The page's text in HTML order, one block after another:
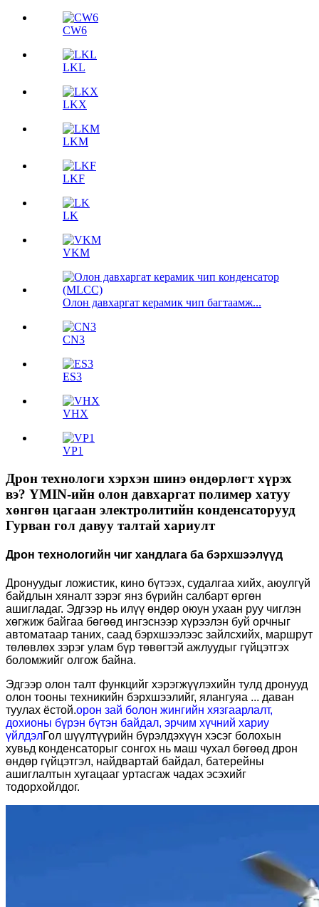
CW6
LKL
LKX
LKM
LKF
LK
VKM
Олон давхаргат керамик чип багтаамж...
CN3
ES3
VHX
VP1
Дрон технологи хэрхэн шинэ өндөрлөгт хүрэх
вэ? YMIN-ийн олон давхаргат полимер хатуу
хөнгөн цагаан электролитийн конденсаторууд
Гурван гол давуу талтай хариулт
Дрон технологийн чиг хандлага ба бэрхшээлүүд
Дронуудыг ложистик, кино бүтээх, судалгаа хийх, аюулгүй
байдлын хяналт зэрэг янз бүрийн салбарт өргөн
ашигладаг. Эдгээр нь илүү өндөр оюун ухаан руу чиглэн
хөгжиж байгаа бөгөөд ингэснээр хүрээлэн буй орчныг
автоматаар таних, саад бэрхшээлээс зайлсхийх, маршрут
төлөвлөх зэрэг улам бүр төвөгтэй ажлуудыг гүйцэтгэх
боломжийг олгож байна.
Эдгээр олон талт функцийг хэрэгжүүлэхийн тулд дронууд
олон тооны техникийн бэрхшээлийг, ялангуяа ... даван
туулах ёстой.орон зай болон жингийн хязгаарлалт,
дохионы бүрэн бүтэн байдал, эрчим хүчний хариу
үйлдэлГол шүүлтүүрийн бүрэлдэхүүн хэсэг болохын
хувьд конденсаторыг сонгох нь маш чухал бөгөөд дрон
өндөр гүйцэтгэл, найдвартай байдал, батерейны
ашиглалтын хугацааг уртасгаж чадах эсэхийг
тодорхойлдог.